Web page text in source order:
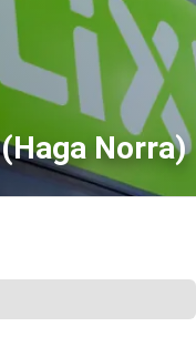
Norra)